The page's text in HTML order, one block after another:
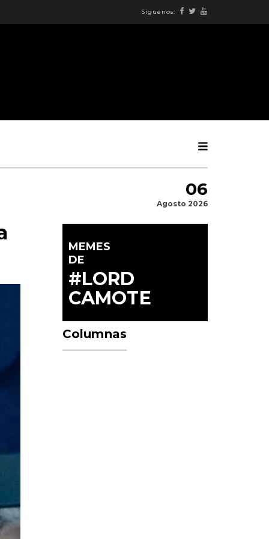
Síguenos:
06
Agosto 2026
MEMES
DE
#LORD
CAMOTE
Columnas